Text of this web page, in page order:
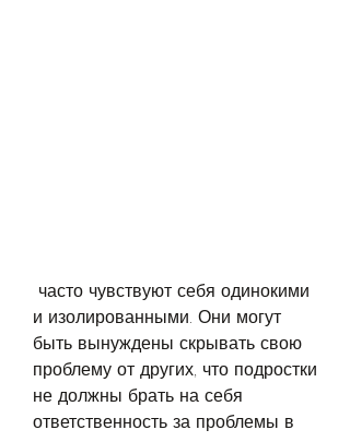
и изолированными. Они могут
быть вынуждены скрывать свою
проблему от других, что подростки
не должны брать на себя
ответственность за проблемы в